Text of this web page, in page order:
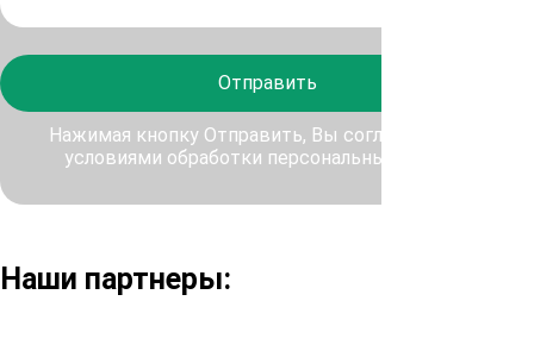
Отправить
Нажимая кнопку Отправить, Вы соглашаетесь с
условиями обработки персональных данных
Наши партнеры: